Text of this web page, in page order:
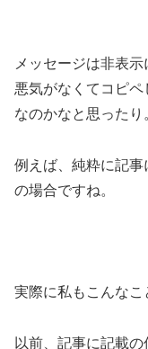
メッセージは非表
悪気がなくてコピ
なのかなと思ったり
例えば、純粋に記
の場合ですね。
実際に私もこんなこ
以前、記事に記載